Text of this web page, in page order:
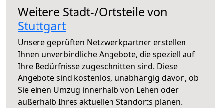
Weitere Stadt-/Ortsteile von
Stuttgart
Unsere geprüften Netzwerkpartner erstellen
Ihnen unverbindliche Angebote, die speziell auf
Ihre Bedürfnisse zugeschnitten sind. Diese
Angebote sind kostenlos, unabhängig davon, ob
Sie einen Umzug innerhalb von Lehen oder
außerhalb Ihres aktuellen Standorts planen.